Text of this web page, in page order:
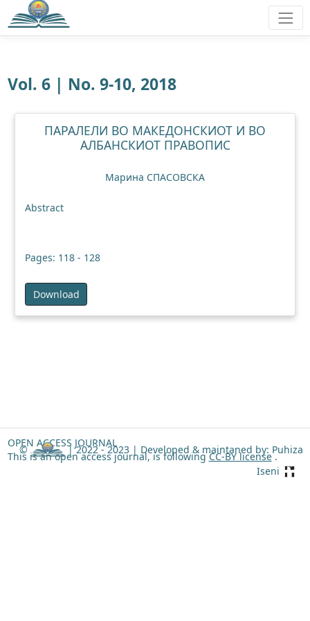
Vol. 6 | No. 9-10, 2018
ПАРАЛЕЛИ ВО МАКЕДОНСКИОТ И ВО
АЛБАНСКИОТ ПРАВОПИС
Марина СПАСОВСКА
Abstract
Pages: 118 - 128
Download
OPEN ACCESS JOURNAL
This is an open access journal, is followingCC-BY license.
© | 2022 - 2023 | Developed & maintaned by: Puhiza
Iseni